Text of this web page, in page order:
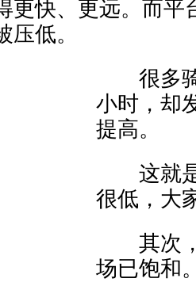
更快、更远。而平
低。
很多骑
小时，却
提高。
这就是
很低，大
其次，
场已饱和